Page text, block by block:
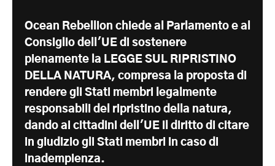
Ocean Rebellion chiede al Parlamento e al
Consiglio dell'UE di sostenere
pienamente la LEGGE SUL RIPRISTINO
DELLA NATURA, compresa la proposta di
rendere gli Stati membri legalmente
responsabili del ripristino della natura,
dando ai cittadini dell'UE il diritto di citare
in giudizio gli Stati membri in caso di
inadempienza.